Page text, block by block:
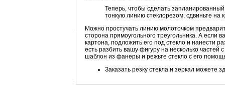
Теперь, чтобы сделать
тонкую линию стеклорезом, сдвиньте на
Можно простучать линию молоточком
сторона прямоугольного треугольника. А если
картона, подложить его под стекло и нанести
есть разбить вашу фигуру на несколько
шаблон из фанеры и режьте стекло с его
Заказать резку стекла и зеркал можете